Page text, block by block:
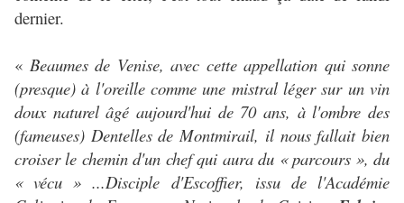
dernier.
« Beaumes de Venise, avec cette appellation qui sonne
(presque) à l'oreille comme une mistral léger sur un vin
doux naturel âgé aujourd'hui de 70 ans, à l'ombre des
(fameuses) Dentelles de Montmirail, il nous fallait bien
croiser le chemin d'un chef qui aura du « parcours », du
« vécu » ...Disciple d'Escoffier, issu de l'Académie